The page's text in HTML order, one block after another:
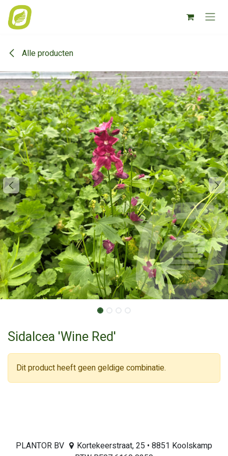
Overslaan naar inhoud
Alle producten
Sidalcea 'Wine Red'
Dit product heeft geen geldige combinatie.
PLANTOR BV
Kortekeerstraat, 25 • 8851 Koolskamp